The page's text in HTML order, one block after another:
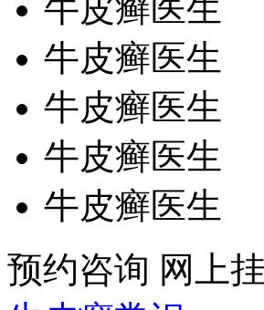
牛皮癣医生
牛皮癣医生
牛皮癣医生
牛皮癣医生
牛皮癣医生
预约咨询 网上